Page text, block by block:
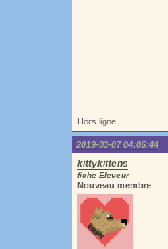
Hors ligne
2019-03-07 04:05:44
kittykittens
fiche Eleveur
Nouveau membre